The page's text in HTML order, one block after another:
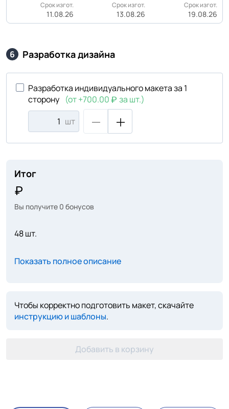
Срок изгот.
11.08.26
Срок изгот.
13.08.26
Срок изгот.
19.08.26
6 Разработка дизайна
Разработка индивидуального макета за 1
сторону (от +700.00
за шт.)
шт
Итог
Вы получите 0 бонусов
48 шт.
Показать полное описание
Чтобы корректно подготовить макет, скачайте
инструкцию и шаблоны.
Добавить в корзину